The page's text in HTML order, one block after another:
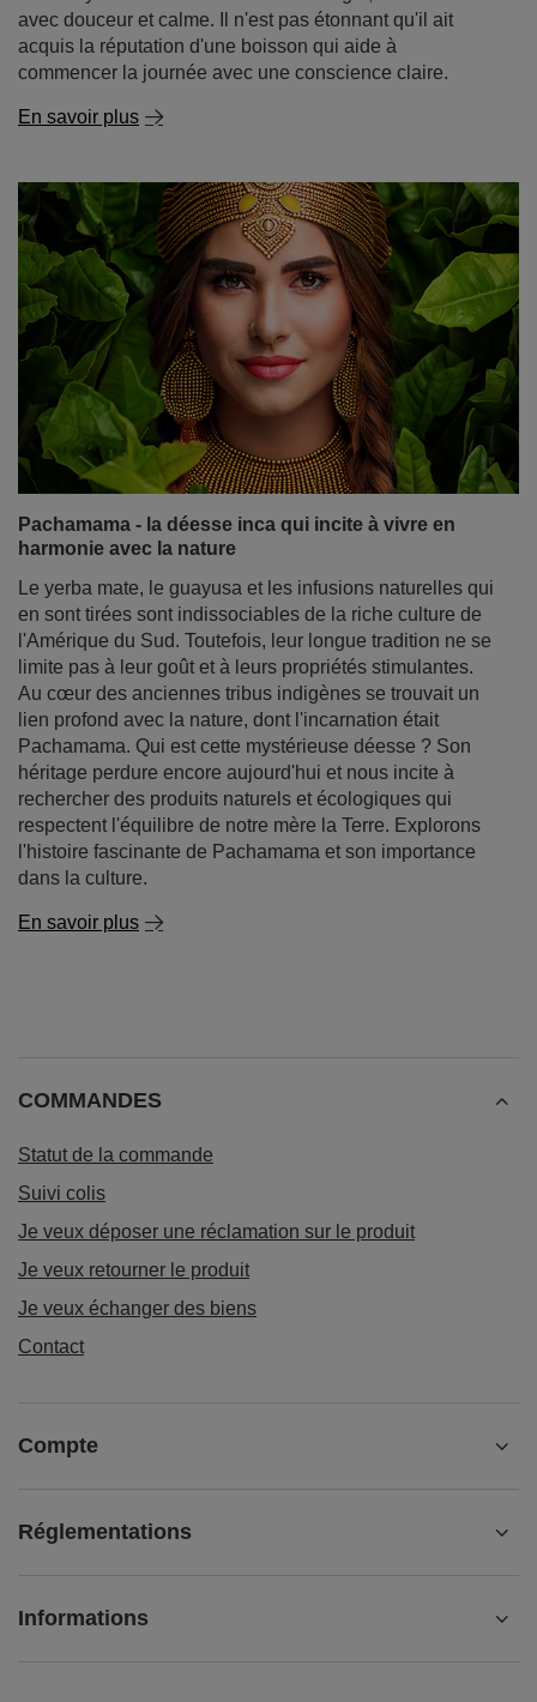
avec douceur et calme. Il n'est pas étonnant qu'il ait
acquis la réputation d'une boisson qui aide à
commencer la journée avec une conscience claire.
En savoir plus
Pachamama - la déesse inca qui incite à vivre en
harmonie avec la nature
Le yerba mate, le guayusa et les infusions naturelles qui
en sont tirées sont indissociables de la riche culture de
l'Amérique du Sud. Toutefois, leur longue tradition ne se
limite pas à leur goût et à leurs propriétés stimulantes.
Au cœur des anciennes tribus indigènes se trouvait un
lien profond avec la nature, dont l'incarnation était
Pachamama. Qui est cette mystérieuse déesse ? Son
héritage perdure encore aujourd'hui et nous incite à
rechercher des produits naturels et écologiques qui
respectent l'équilibre de notre mère la Terre. Explorons
l'histoire fascinante de Pachamama et son importance
dans la culture.
En savoir plus
COMMANDES
Statut de la commande
Suivi colis
Je veux déposer une réclamation sur le produit
Je veux retourner le produit
Je veux échanger des biens
Contact
Compte
Réglementations
Informations